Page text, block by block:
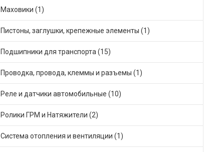
Маховики (1)
Пистоны, заглушки, крепежные элементы (1)
Подшипники для транспорта (15)
Проводка, провода, клеммы и разъемы (1)
Реле и датчики автомобильные (10)
Ролики ГРМ и Натяжители (2)
Система отопления и вентиляции (1)